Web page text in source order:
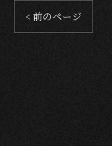
< 前のページ